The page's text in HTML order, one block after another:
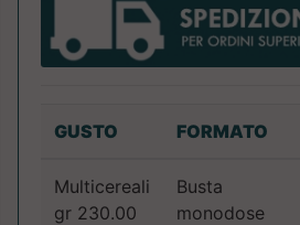
GUSTO FORMATO
Multicereali
gr 230.00
Busta
monodose